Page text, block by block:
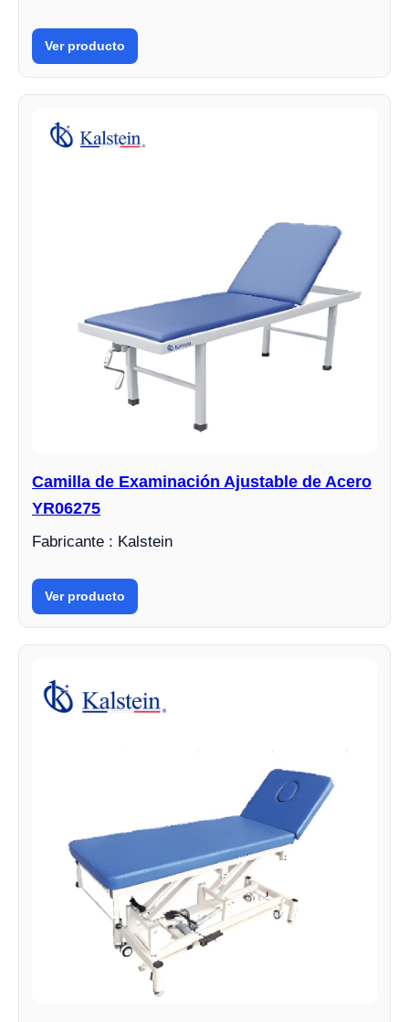
Ver producto
Camilla de Examinación Ajustable de Acero
YR06275
Fabricante : Kalstein
Ver producto